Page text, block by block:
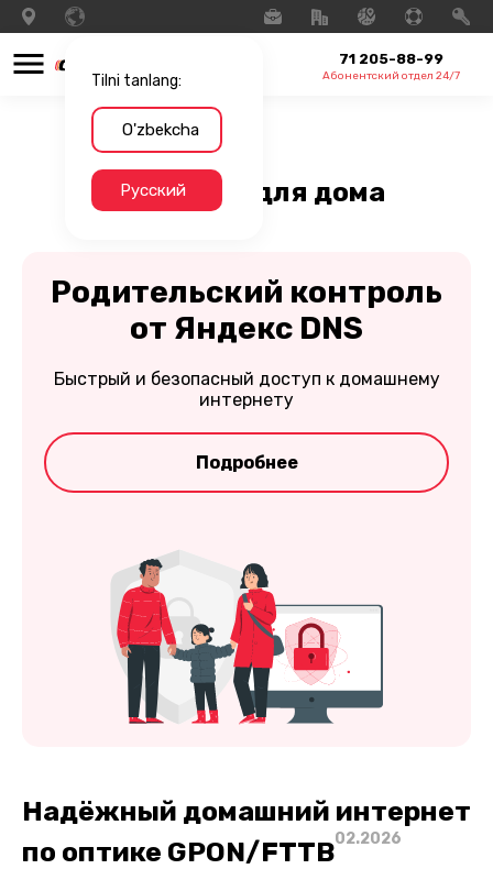
Tilni tanlang:
O'zbekcha
Русский
71 205-88-99
Абонентский отдел 24/7
Интернет для дома
Родительский контроль
от Яндекс DNS
Быстрый и безопасный доступ к домашнему
интернету
Подробнее
Надёжный домашний интернет
по оптике GPON/FTTB02.2026